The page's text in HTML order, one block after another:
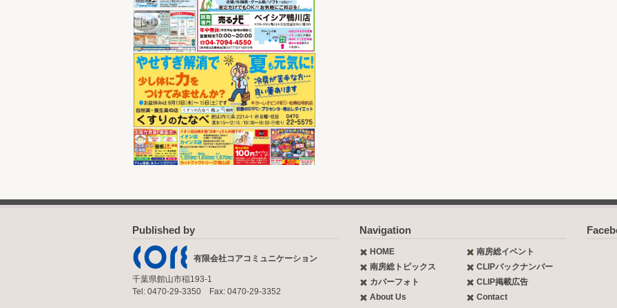
Published by
有限会社コアコミュニケーション
千葉県館山市稲193-1
Tel: 0470-29-3350 Fax: 0470-29-3352
Navigation
HOME
南房総イベント
南房総トピックス
CLIPバックナンバー
カバーフォト
CLIP掲載広告
About Us
Contact